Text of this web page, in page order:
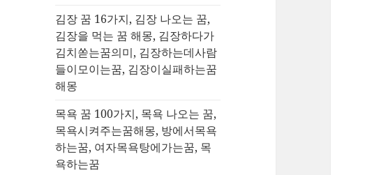
김장 꿈 16가지, 김장 나오는 꿈,
김장을 먹는 꿈 해몽, 김장하다가
김치쏟는꿈의미, 김장하는데사람
들이모이는꿈, 김장이실패하는꿈
해몽
목욕 꿈 100가지, 목욕 나오는 꿈,
목욕시켜주는꿈해몽, 방에서목욕
하는꿈, 여자목욕탕에가는꿈, 목
욕하는꿈